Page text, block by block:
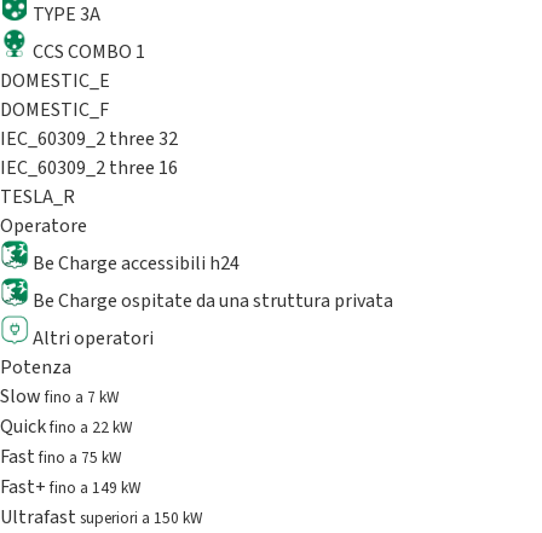
TYPE 3A
CCS COMBO 1
DOMESTIC_E
DOMESTIC_F
IEC_60309_2 three 32
IEC_60309_2 three 16
TESLA_R
Operatore
Be Charge accessibili h24
Be Charge ospitate da una struttura privata
Altri operatori
Potenza
Slowfino a 7 kW
Quickfino a 22 kW
Fastfino a 75 kW
Fast+fino a 149 kW
Ultrafast superiori a 150 kW